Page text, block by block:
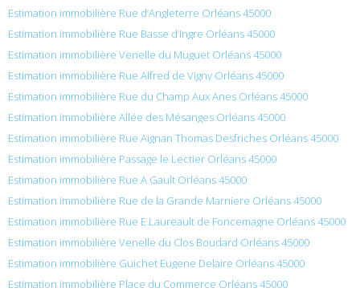
Estimation immobilière Rue d’Angleterre Orléans 45000
Estimation immobilière Rue Basse d’Ingre Orléans 45000
Estimation immobilière Venelle du Muguet Orléans 45000
Estimation immobilière Rue Alfred de Vigny Orléans 45000
Estimation immobilière Rue du Champ Aux Anes Orléans 45000
Estimation immobilière Allée des Mésanges Orléans 45000
Estimation immobilière Rue Aignan Thomas Desfriches Orléans 45000
Estimation immobilière Passage le Lectier Orléans 45000
Estimation immobilière Rue A Gault Orléans 45000
Estimation immobilière Rue de la Grande Marniere Orléans 45000
Estimation immobilière Rue E Laureault de Foncemagne Orléans 45000
Estimation immobilière Venelle du Clos Boudard Orléans 45000
Estimation immobilière Guichet Eugene Delaire Orléans 45000
Estimation immobilière Place du Commerce Orléans 45000